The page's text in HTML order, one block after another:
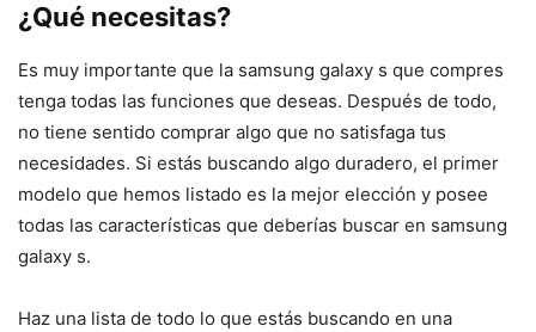
¿Qué necesitas?
Es muy importante que la samsung galaxy s que compres
tenga todas las funciones que deseas. Después de todo,
no tiene sentido comprar algo que no satisfaga tus
necesidades. Si estás buscando algo duradero, el primer
modelo que hemos listado es la mejor elección y posee
todas las características que deberías buscar en samsung
galaxy s.
Haz una lista de todo lo que estás buscando en una